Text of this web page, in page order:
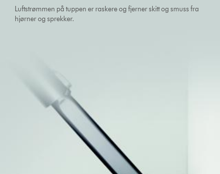
Luftstrømmen på tuppen er raskere og fjerner skitt og smuss fra
hjørner og sprekker.